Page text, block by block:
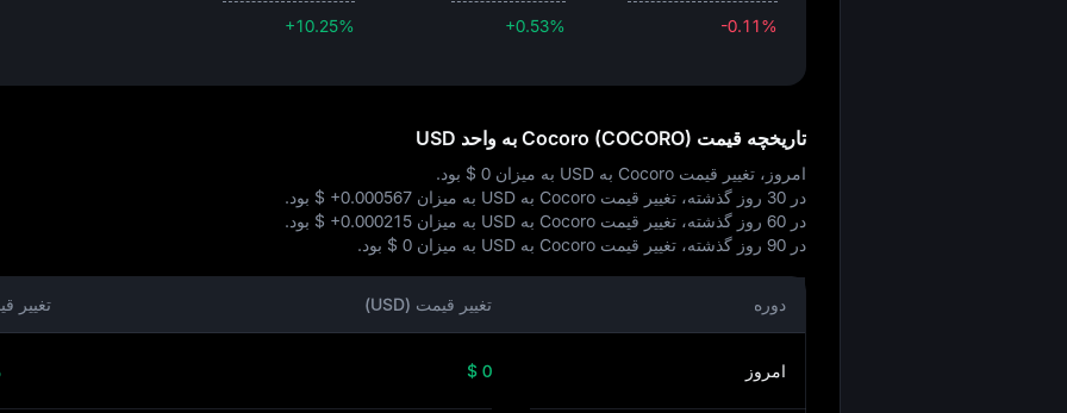
-0.11%
+0.53%
+10.25%
تاریخچه قیمت Cocoro (COCORO) به واحد USD
امروز، تغییر قیمت Cocoro به USD به میزان $ 0 بود.
در 30 روز گذشته، تغییر قیمت Cocoro به USD به میزان
$ +0.000567 بود.
در 60 روز گذشته، تغییر قیمت Cocoro به USD به میزان
$ +0.000215 بود.
در 90 روز گذشته، تغییر قیمت Cocoro به USD به میزان
$ 0 بود.
دوره تغییر قیمت (USD) تغییر
امروز $ 0